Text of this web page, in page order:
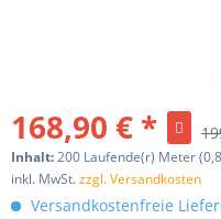
168,90 € *
Inhalt:200 Laufende(r) Meter
inkl. MwSt.zzgl. Versandkosten
Versandkostenfreie